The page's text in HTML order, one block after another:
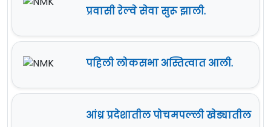
प्रवासी रेल्वे सेवा सुरू झाली.
पहिली लोकसभा अस्तित्वात आली.
आंध्र प्रदेशातील पोचमपल्ली खेड्यातील